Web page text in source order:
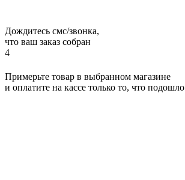
Дождитесь смс/звонка,
что ваш заказ собран
4
Примерьте товар в выбранном магазине
и оплатите на кассе только то, что подошло